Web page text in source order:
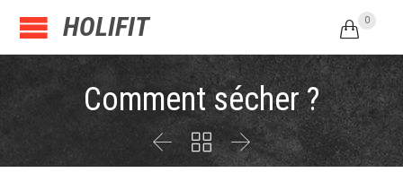
HOLIFIT  0
Comment sécher ?
  